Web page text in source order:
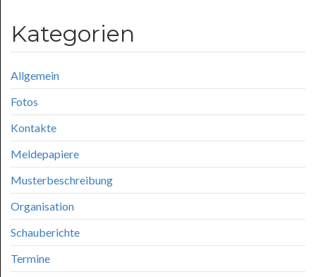
Kategorien
Allgemein
Fotos
Kontakte
Meldepapiere
Musterbeschreibung
Organisation
Schauberichte
Termine